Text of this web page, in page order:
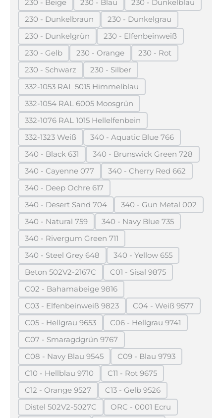
230 - Beige
(Diese Option ist zurzeit nicht verfügbar.)
230 - Blau
(Diese Option ist zurzeit nicht
230 - Dunkelblau
(Diese Option ist
230 - Dunkelbraun
(Diese Option ist zurzeit nicht verfügbar.)
230 - Dunkelgrau
(Diese Option ist zurzeit
230 - Dunkelgrün
(Diese Option ist zurzeit nicht verfügbar.)
230 - Elfenbeinweiß
(Diese Option ist zurzeit
230 - Gelb
(Diese Option ist zurzeit nicht verfügbar.)
230 - Orange
(Diese Option ist zurzeit nicht
230 - Rot
(Diese Option ist
230 - Schwarz
(Diese Option ist zurzeit nicht verfügbar.)
230 - Silber
(Diese Option ist zurzeit nicht
332-1053 RAL 5015 Himmelblau
(Diese Option ist zurzeit nicht verfügbar.)
332-1054 RAL 6005 Moosgrün
(Diese Option ist zurzeit nicht verfügbar.)
332-1076 RAL 1015 Hellelfenbein
(Diese Option ist zurzeit nicht verfügbar.)
332-1323 Weiß
(Diese Option ist zurzeit nicht verfügbar.)
340 - Aquatic Blue 766
(Diese Option ist zurzeit
340 - Black 631
(Diese Option ist zurzeit nicht verfügbar.)
340 - Brunswick Green 728
(Diese Option ist zurzeit
340 - Cayenne 077
(Diese Option ist zurzeit nicht verfügbar.)
340 - Cherry Red 662
(Diese Option ist
340 - Deep Ochre 617
(Diese Option ist zurzeit nicht verfügbar.)
340 - Desert Sand 704
(Diese Option ist zurzeit nicht verfügbar.)
340 - Gun Metal 002
(Diese Option ist
340 - Natural 759
(Diese Option ist zurzeit nicht verfügbar.)
340 - Navy Blue 735
(Diese Option ist zurzeit
340 - Rivergum Green 711
(Diese Option ist zurzeit nicht verfügbar.)
340 - Steel Grey 648
(Diese Option ist zurzeit nicht verfügbar.)
340 - Yellow 655
(Diese Option ist
Beton 502V2-2167C
(Diese Option ist zurzeit nicht verfügbar.)
C01 - Sisal 9875
(Diese Option ist zurzeit
C02 - Bahamabeige 9816
(Diese Option ist zurzeit nicht verfügbar.)
C03 - Elfenbeinweiß 9823
(Diese Option ist zurzeit nicht verfügbar.)
C04 - Weiß 9577
(Diese Option ist
C05 - Hellgrau 9653
(Diese Option ist zurzeit nicht verfügbar.)
C06 - Hellgrau 9741
(Diese Option ist
C07 - Smaragdgrün 9767
(Diese Option ist zurzeit nicht verfügbar.)
C08 - Navy Blau 9545
(Diese Option ist zurzeit nicht verfügbar.)
C09 - Blau 9793
(Diese Option ist
C10 - Hellblau 9710
(Diese Option ist zurzeit nicht verfügbar.)
C11 - Rot 9675
(Diese Option ist zurzeit
C12 - Orange 9527
(Diese Option ist zurzeit nicht verfügbar.)
C13 - Gelb 9526
(Diese Option ist zurzeit
Distel 502V2-5027C
(Diese Option ist zurzeit nicht verfügbar.)
ORC - 0001 Ecru
(Diese Option ist zurzeit